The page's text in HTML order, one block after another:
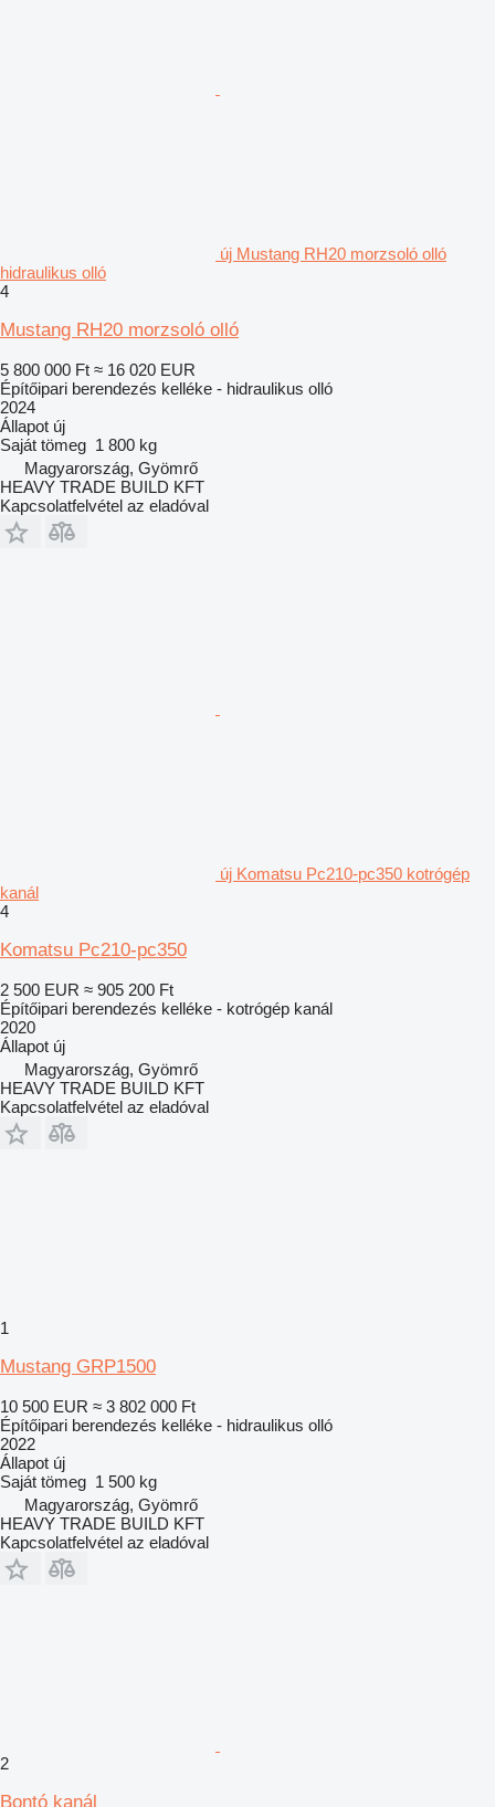
új Mustang RH20 morzsoló olló
hidraulikus olló
4
Mustang RH20 morzsoló olló
5 800 000 Ft ≈ 16 020 EUR
Építőipari berendezés kelléke - hidraulikus olló
2024
Állapot új
Saját tömeg 1 800 kg
Magyarország, Gyömrő
HEAVY TRADE BUILD KFT
Kapcsolatfelvétel az eladóval
új Komatsu Pc210-pc350 kotrógép
kanál
4
Komatsu Pc210-pc350
2 500 EUR ≈ 905 200 Ft
Építőipari berendezés kelléke - kotrógép kanál
2020
Állapot új
Magyarország, Gyömrő
HEAVY TRADE BUILD KFT
Kapcsolatfelvétel az eladóval
1
Mustang GRP1500
10 500 EUR ≈ 3 802 000 Ft
Építőipari berendezés kelléke - hidraulikus olló
2022
Állapot új
Saját tömeg 1 500 kg
Magyarország, Gyömrő
HEAVY TRADE BUILD KFT
Kapcsolatfelvétel az eladóval
2
Bontó kanál